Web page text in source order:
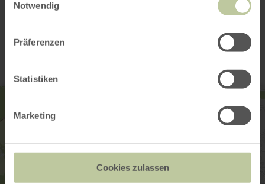
Notwendig
Präferenzen
Statistiken
Marketing
Cookies zulassen
Contact